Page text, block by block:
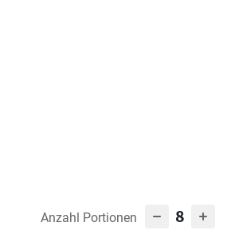
Anzahl Portionen 8